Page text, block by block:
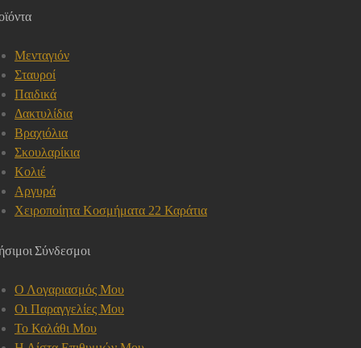
Μενταγιόν
Σταυροί
Παιδικά
Δακτυλίδια
Βραχιόλια
Σκουλαρίκια
Κολιέ
Αργυρά
Χειροποίητα Κοσμήματα 22 Καράτια
Σύνδεσμοι
Ο Λογαριασμός Μου
Οι Παραγγελίες Μου
Το Καλάθι Μου